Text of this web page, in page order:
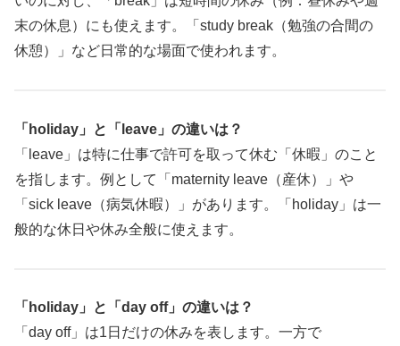
末の休息）にも使えます。「study break（勉強の合間の
休憩）」など日常的な場面で使われます。
「holiday」と「leave」の違いは？
「leave」は特に仕事で許可を取って休む「休暇」のこと
を指します。例として「maternity leave（産休）」や
「sick leave（病気休暇）」があります。「holiday」は一
般的な休日や休み全般に使えます。
「holiday」と「day off」の違いは？
「day off」は1日だけの休みを表します。一方で